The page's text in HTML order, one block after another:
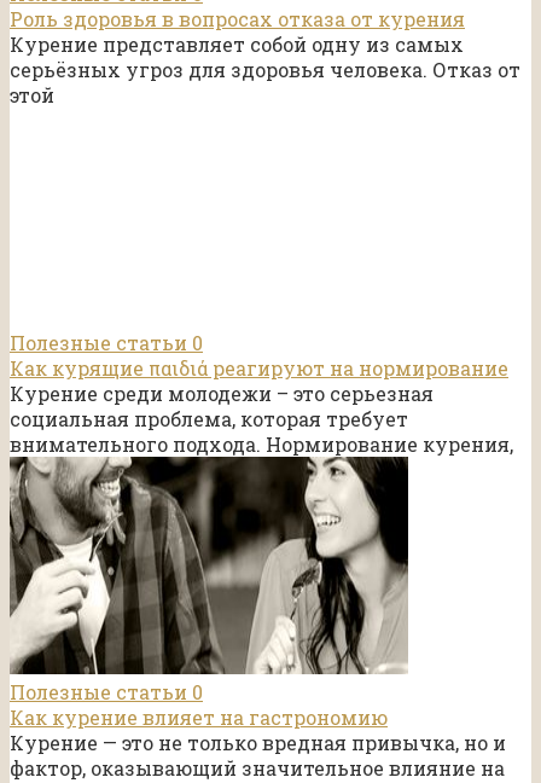
Роль здоровья в вопросах отказа от курения
Курение представляет собой одну из самых
серьёзных угроз для здоровья человека. Отказ от
этой
Полезные статьи 0
Как курящие παιδιά реагируют на нормирование
Курение среди молодежи – это серьезная
социальная проблема, которая требует
внимательного подхода. Нормирование курения,
Полезные статьи 0
Как курение влияет на гастрономию
Курение — это не только вредная привычка, но и
фактор, оказывающий значительное влияние на